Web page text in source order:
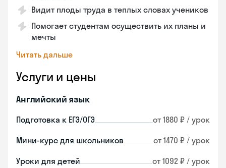
Видит плоды труда в теплых словах учеников
Помогает студентам осуществить их планы и
мечты
Читать дальше
Услуги и цены
Английский язык
Подготовка к ЕГЭ/ОГЭ от 1880 ₽ / урок
Мини-курс для школьников от 1470 ₽ / урок
Уроки для детей от 1092 ₽ / урок